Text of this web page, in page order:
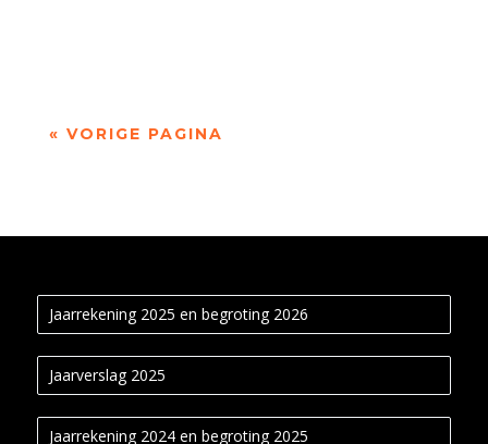
« VORIGE PAGINA
Jaarrekening 2025 en begroting 2026
Jaarverslag 2025
Jaarrekening 2024 en begroting 2025